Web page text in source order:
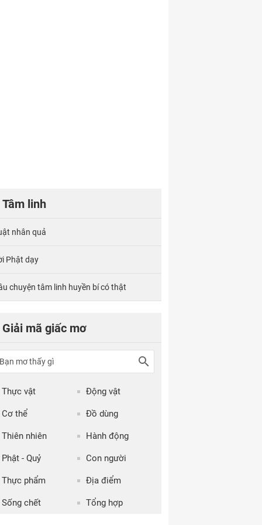
Tâm linh
nhân quả
Phật dạy
chuyện tâm linh huyền bí có thật
Giải mã giấc mơ
Thực vật Động vật
Cơ thể Đồ dùng
Thiên nhiên Hành động
Phật - Quỷ Con người
Thực phẩm Địa điểm
Sống chết Tổng hợp